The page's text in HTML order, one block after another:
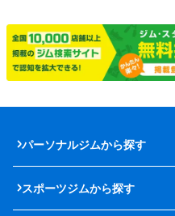
パーソナルジムから探す
スポーツジムから探す